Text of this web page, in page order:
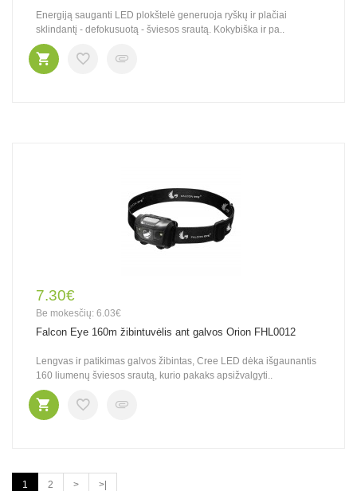
Energiją sauganti LED plokštelė generuoja ryškų ir plačiai
sklindantį - defokusuotą - šviesos srautą. Kokybiška ir pa..
7.30€
Be mokesčių: 6.03€
Falcon Eye 160m žibintuvėlis ant galvos Orion FHL0012
Lengvas ir patikimas galvos žibintas, Cree LED dėka išgaunantis
160 liumenų šviesos srautą, kurio pakaks apsižvalgyti..
1 2 > >|